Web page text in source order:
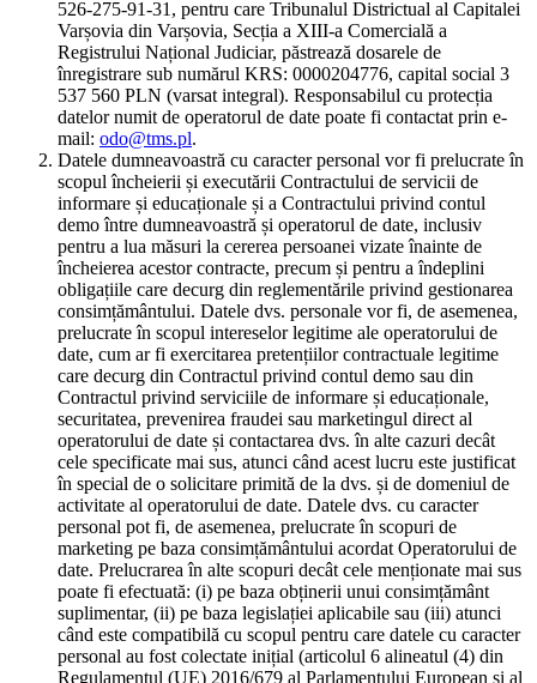
526-275-91-31, pentru care Tribunalul Districtual al Capitalei
Varșovia din Varșovia, Secția a XIII-a Comercială a
Registrului Național Judiciar, păstrează dosarele de
înregistrare sub numărul KRS: 0000204776, capital social 3
537 560 PLN (varsat integral). Responsabilul cu protecția
datelor numit de operatorul de date poate fi contactat prin e-
mail: odo@tms.pl.
Datele dumneavoastră cu caracter personal vor fi prelucrate în
scopul încheierii și executării Contractului de servicii de
informare și educaționale și a Contractului privind contul
demo între dumneavoastră și operatorul de date, inclusiv
pentru a lua măsuri la cererea persoanei vizate înainte de
încheierea acestor contracte, precum și pentru a îndeplini
obligațiile care decurg din reglementările privind gestionarea
consimțământului. Datele dvs. personale vor fi, de asemenea,
prelucrate în scopul intereselor legitime ale operatorului de
date, cum ar fi exercitarea pretențiilor contractuale legitime
care decurg din Contractul privind contul demo sau din
Contractul privind serviciile de informare și educaționale,
securitatea, prevenirea fraudei sau marketingul direct al
operatorului de date și contactarea dvs. în alte cazuri decât
cele specificate mai sus, atunci când acest lucru este justificat
în special de o solicitare primită de la dvs. și de domeniul de
activitate al operatorului de date. Datele dvs. cu caracter
personal pot fi, de asemenea, prelucrate în scopuri de
marketing pe baza consimțământului acordat Operatorului de
date. Prelucrarea în alte scopuri decât cele menționate mai sus
poate fi efectuată: (i) pe baza obținerii unui consimțământ
suplimentar, (ii) pe baza legislației aplicabile sau (iii) atunci
când este compatibilă cu scopul pentru care datele cu caracter
personal au fost colectate inițial (articolul 6 alineatul (4) din
Regulamentul (UE) 2016/679 al Parlamentului European și al